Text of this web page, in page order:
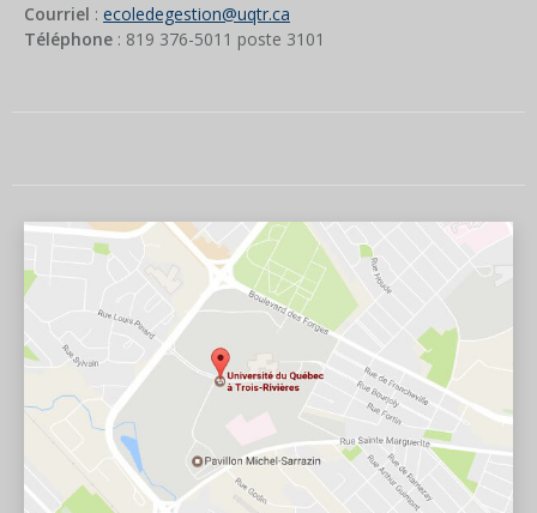
Courriel : ecoledegestion@uqtr.ca
Téléphone : 819 376-5011 poste 3101